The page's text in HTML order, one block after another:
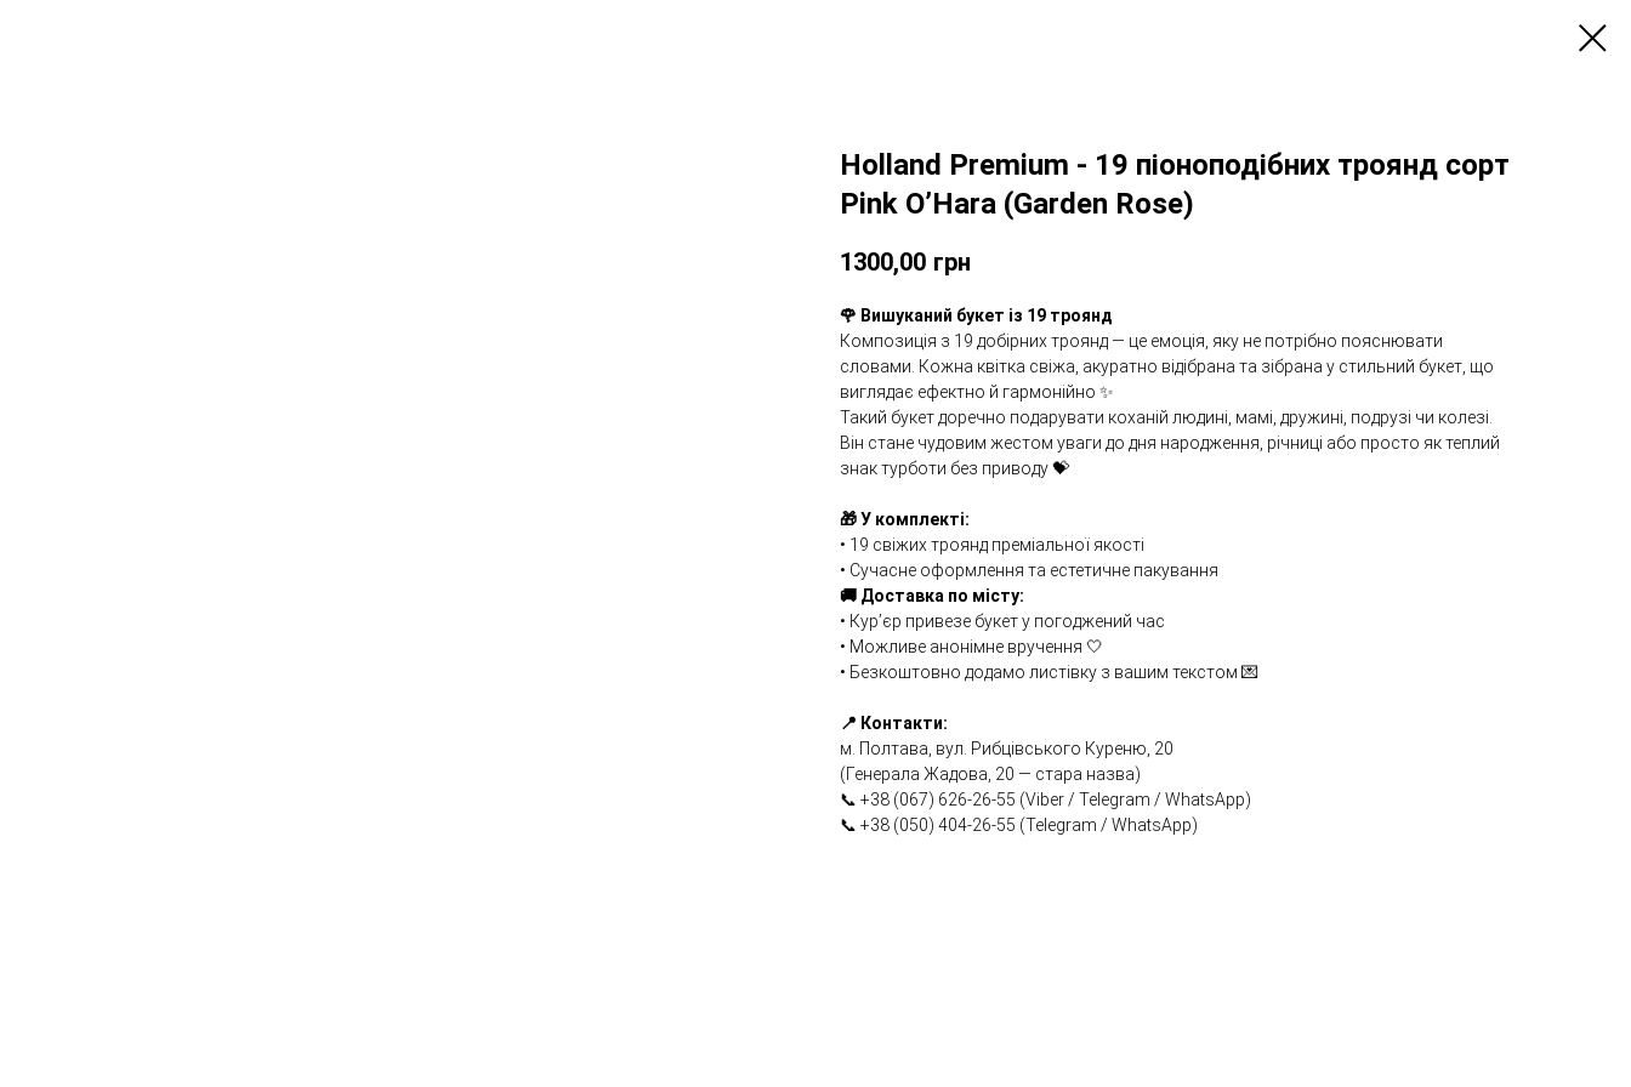
Holland Premium - 19 піоноподібних троянд сорт
Pink O’Hara (Garden Rose)
1300,00 грн
🌹 Вишуканий букет із 19 троянд
Композиція з 19 добірних троянд — це емоція, яку не потрібно пояснювати
словами. Кожна квітка свіжа, акуратно відібрана та зібрана у стильний букет, що
виглядає ефектно й гармонійно ✨
Такий букет доречно подарувати коханій людині, мамі, дружині, подрузі чи колезі.
Він стане чудовим жестом уваги до дня народження, річниці або просто як теплий
знак турботи без приводу 💝
🎁 У комплекті:
• 19 свіжих троянд преміальної якості
• Сучасне оформлення та естетичне пакування
🚚 Доставка по місту:
• Кур’єр привезе букет у погоджений час
• Можливе анонімне вручення 🤍
• Безкоштовно додамо листівку з вашим текстом 💌
📍 Контакти:
м. Полтава, вул. Рибцівського Куреню, 20
(Генерала Жадова, 20 — стара назва)
📞 +38 (067) 626-26-55 (Viber / Telegram / WhatsApp)
📞 +38 (050) 404-26-55 (Telegram / WhatsApp)